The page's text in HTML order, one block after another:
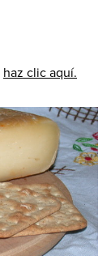
haz clic aquí.